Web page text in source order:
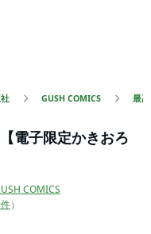
GUSH COMICS 最
電子限定かきおろ
COMICS
件）